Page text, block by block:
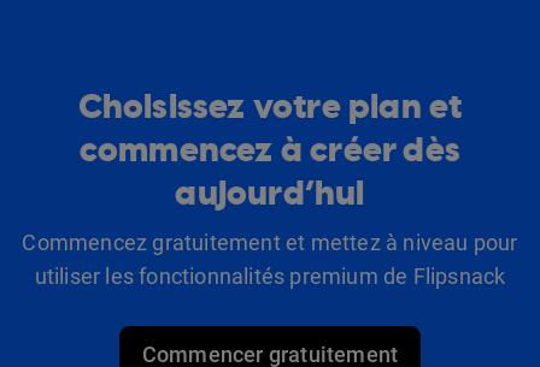
Choisissez votre plan et
commencez à créer dès
aujourd’hui
Commencez gratuitement et mettez à niveau pour
utiliser les fonctionnalités premium de Flipsnack
Commencer gratuitement